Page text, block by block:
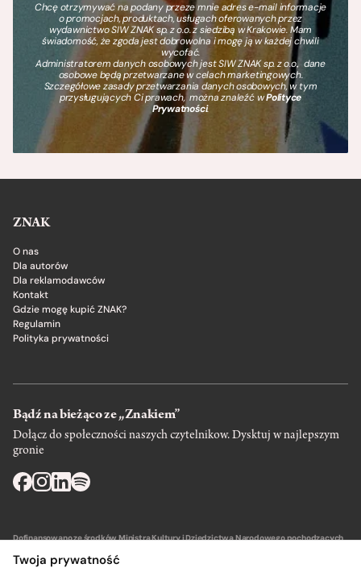
Chcę otrzymywać na podany przeze mnie adres e-mail informacje
o promocjach, produktach, usługach oferowanych przez
wydawnictwo SIW ZNAK sp. z o.o. z siedzibą w Krakowie. Mam
świadomość, że zgoda jest dobrowolna i mogę ją w każdej chwili
wycofać.
Administratorem danych osobowych jest SIW ZNAK sp. z o.o., dane
osobowe będą przetwarzane w celach marketingowych.
Szczegółowe zasady przetwarzania danych osobowych, w tym
przysługujących Ci prawach, można znaleźć wPolityce
Prywatności.
ZNAK
O nas
Dla autorów
Dla reklamodawców
Kontakt
Gdzie mogę kupić ZNAK?
Regulamin
Polityka prywatności
Bądź na bieżąco ze „Znakiem”
Dołącz do społeczności naszych czytelnikow. Dysktuj w najlepszym
gronie
Dofinansowano ze środków Ministra Kultury i Dziedzictwa Narodowego pochodzących
Twoja prywatność